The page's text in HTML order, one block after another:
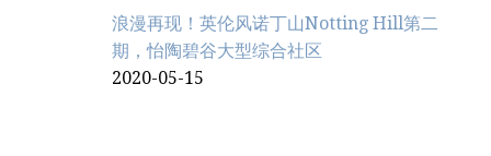
浪漫再现！英伦风诺丁山Notting Hill第二
期，怡陶碧谷大型综合社区
2020-05-15